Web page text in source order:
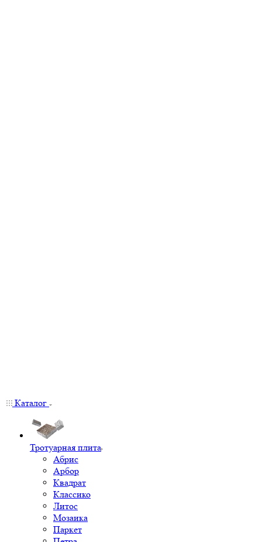
Каталог
Тротуарная плита
Абрис
Арбор
Квадрат
Классико
Литос
Мозаика
Паркет